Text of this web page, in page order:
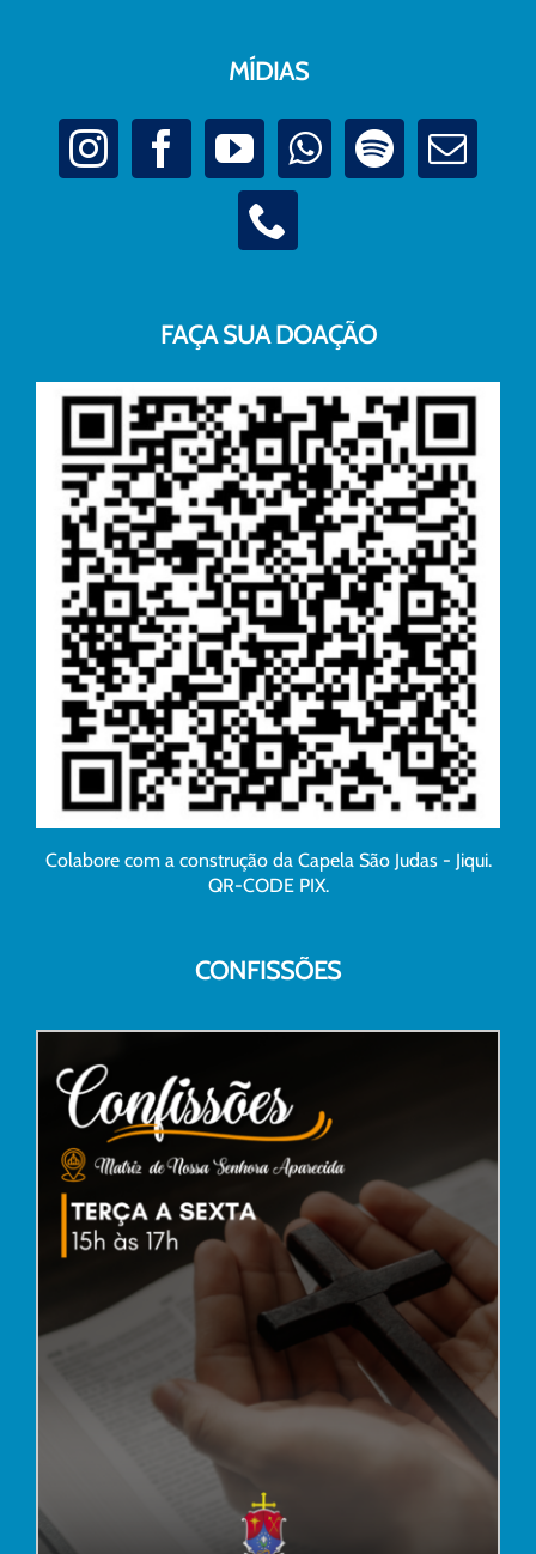
MÍDIAS
FAÇA SUA DOAÇÃO
Colabore com a construção da Capela São Judas - Jiqui.
QR-CODE PIX.
CONFISSÕES